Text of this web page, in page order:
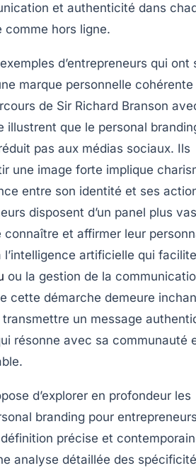
et authenticité dans
comme hors ligne.
d’entrepreneurs qui ont
marque personnelle
de Sir Richard Branson
illustrent que le personal
pas aux médias sociaux. Ils
une image forte implique
entre son identité et ses
disposent d’un panel plus
connaître et affirmer leur
artificielle qui
ou la gestion de la
cette démarche demeure
transmettre un message
résonne avec sa communauté
d’explorer en profondeur les
branding pour
précise et
analyse détaillée des